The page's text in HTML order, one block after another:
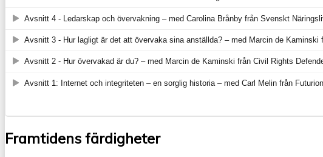
Framtidens färdigheter